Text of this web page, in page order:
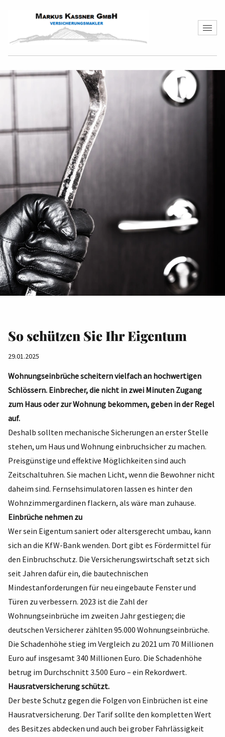
So schützen Sie Ihr Eigentum
29.01.2025
Wohnungseinbrüche scheitern vielfach an hochwertigen
Schlössern. Einbrecher, die nicht in zwei Minuten Zugang
zum Haus oder zur Wohnung bekommen, geben in der Regel
auf.
Deshalb sollten mechanische Sicherungen an erster Stelle
stehen, um Haus und Wohnung einbruchsicher zu machen.
Preisgünstige und effektive Möglichkeiten sind auch
Zeitschaltuhren. Sie machen Licht, wenn die Bewohner nicht
daheim sind. Fernsehsimulatoren lassen es hinter den
Wohnzimmergardinen flackern, als wäre man zuhause.
Einbrüche nehmen zu
Wer sein Eigentum saniert oder altersgerecht umbau, kann
sich an die KfW-Bank wenden. Dort gibt es Fördermittel für
den Einbruchschutz. Die Versicherungswirtschaft setzt sich
seit Jahren dafür ein, die bautechnischen
Mindestanforderungen für neu eingebaute Fenster und
Türen zu verbessern. 2023 ist die Zahl der
Wohnungseinbrüche im zweiten Jahr gestiegen; die
deutschen Versicherer zählten 95.000 Wohnungseinbrüche.
Die Schadenhöhe stieg im Vergleich zu 2021 um 70 Millionen
Euro auf insgesamt 340 Millionen Euro. Die Schadenhöhe
betrug im Durchschnitt 3.500 Euro – ein Rekordwert.
Hausratversicherung schützt.
Der beste Schutz gegen die Folgen von Einbrüchen ist eine
Hausratversicherung. Der Tarif sollte den kompletten Wert
des Besitzes abdecken und auch bei grober Fahrlässigkeit